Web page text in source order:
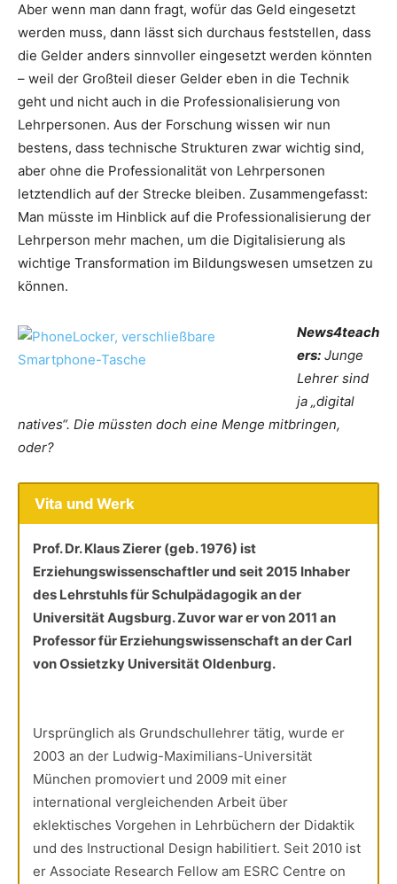
Aber wenn man dann fragt, wofür das Geld eingesetzt
werden muss, dann lässt sich durchaus feststellen, dass
die Gelder anders sinnvoller eingesetzt werden könnten
– weil der Großteil dieser Gelder eben in die Technik
geht und nicht auch in die Professionalisierung von
Lehrpersonen. Aus der Forschung wissen wir nun
bestens, dass technische Strukturen zwar wichtig sind,
aber ohne die Professionalität von Lehrpersonen
letztendlich auf der Strecke bleiben. Zusammengefasst:
Man müsste im Hinblick auf die Professionalisierung der
Lehrperson mehr machen, um die Digitalisierung als
wichtige Transformation im Bildungswesen umsetzen zu
können.
News4teach
ers: Junge
Lehrer sind
ja „digital
natives“. Die müssten doch eine Menge mitbringen,
oder?
Vita und Werk
Prof. Dr. Klaus Zierer (geb. 1976) ist
Erziehungswissenschaftler und seit 2015 Inhaber
des Lehrstuhls für Schulpädagogik an der
Universität Augsburg. Zuvor war er von 2011 an
Professor für Erziehungswissenschaft an der Carl
von Ossietzky Universität Oldenburg.
Ursprünglich als Grundschullehrer tätig, wurde er
2003 an der Ludwig-Maximilians-Universität
München promoviert und 2009 mit einer
international vergleichenden Arbeit über
eklektisches Vorgehen in Lehrbüchern der Didaktik
und des Instructional Design habilitiert. Seit 2010 ist
er Associate Research Fellow am ESRC Centre on